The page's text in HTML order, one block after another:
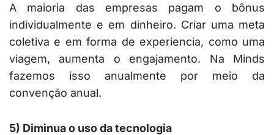
A maioria das empresas pagam o bônus
individualmente e em dinheiro. Criar uma meta
coletiva e em forma de experiencia, como uma
viagem, aumenta o engajamento. Na Minds
fazemos isso anualmente por meio da
convenção anual.
5) Diminua o uso da tecnologia